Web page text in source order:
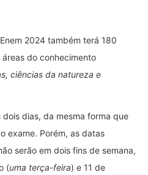
2024 também terá 180
do conhecimento
ciências da natureza e
dias, da mesma forma que
exame. Porém, as datas
serão em dois fins de semana,
(uma terça-feira) e 11 de